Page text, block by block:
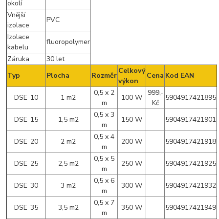
okolí
Vnější
izolace
PVC
Izolace
kabelu
fluoropolymer
Záruka
30 let
Typ
Plocha Rozměr
Celkový
výkon
Cena Kod EAN
DSE-10 1 m2
0,5 x 2
m
100 W
999,-
Kč
5904917421895
DSE-15 1,5 m2
0,5 x 3
m
150 W 5904917421901
DSE-20 2 m2
0,5 x 4
m
200 W 5904917421918
DSE-25 2,5 m2
0,5 x 5
m
250 W 5904917421925
DSE-30 3 m2
0,5 x 6
m
300 W 5904917421932
DSE-35 3,5 m2
0,5 x 7
m
350 W 5904917421949